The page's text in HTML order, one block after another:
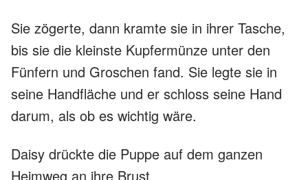
Sie zögerte, dann kramte sie in ihrer Tasche,
bis sie die kleinste Kupfermünze unter den
Fünfern und Groschen fand. Sie legte sie in
seine Handfläche und er schloss seine Hand
darum, als ob es wichtig wäre.
Daisy drückte die Puppe auf dem ganzen
Heimweg an ihre Brust.